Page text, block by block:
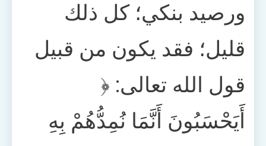
ورصيد بنكي؛ كل ذلك
قليل؛ فقد يكون من قبيل
قول الله تعالى: ﴿
أَيَحْسَبُونَ أَنَّمَا نُمِدُّهُمْ بِهِ